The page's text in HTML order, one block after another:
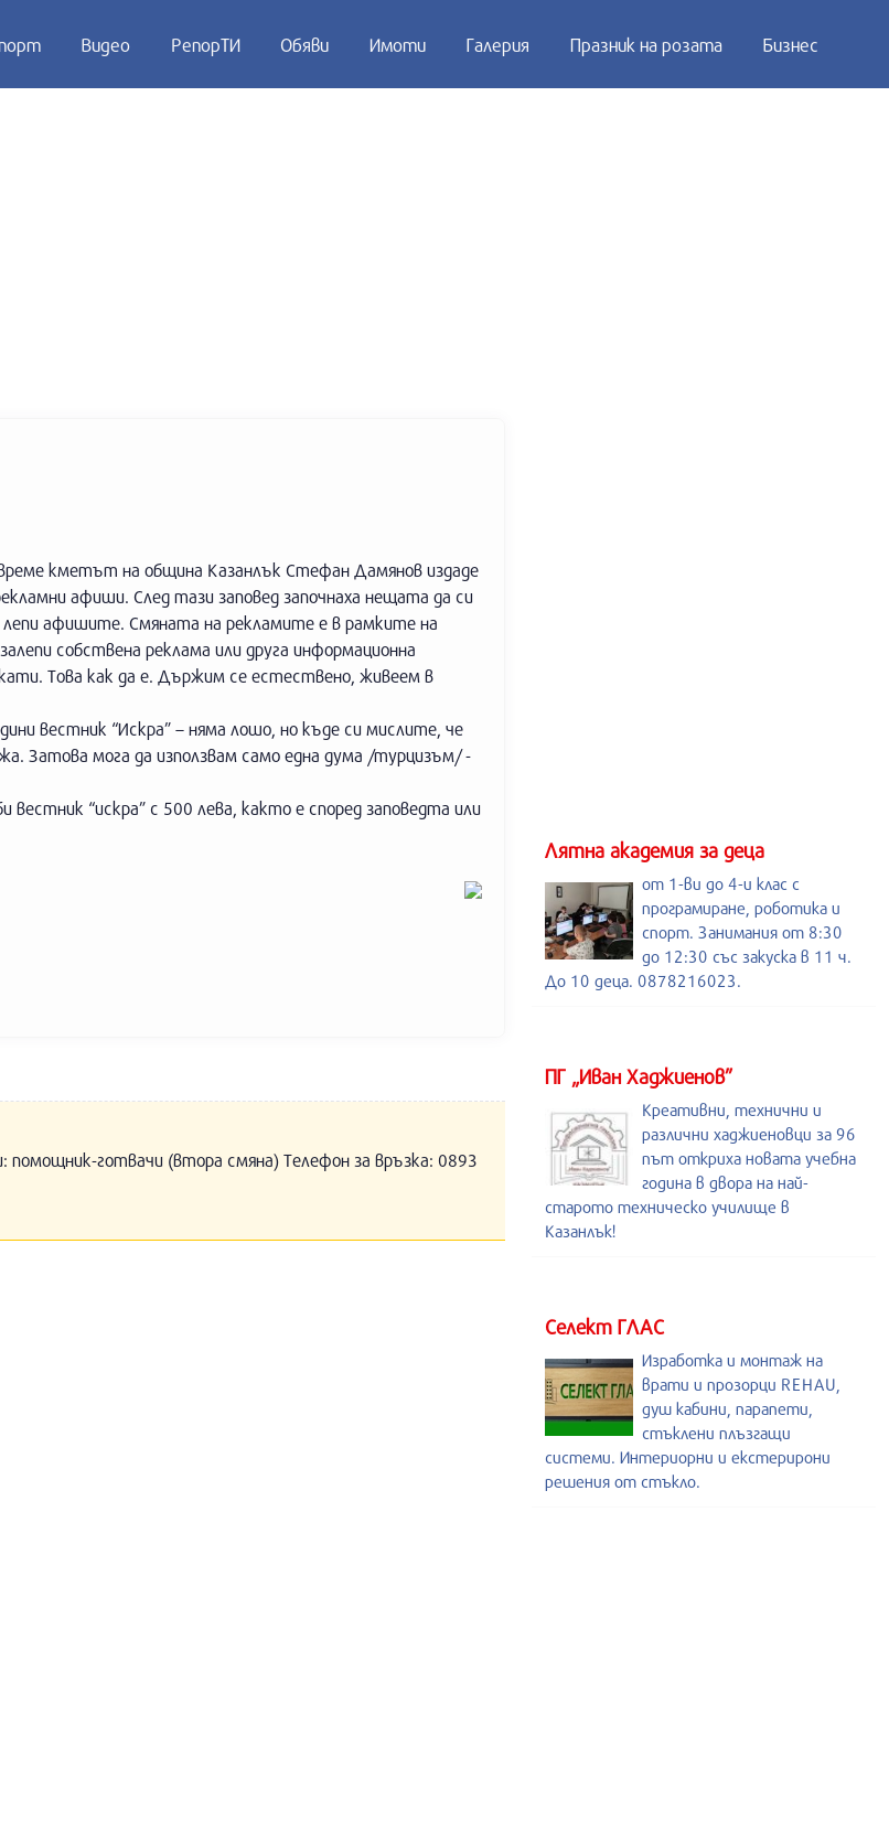
Видео РепорТИ Обяви Имоти Галерия Празник на розата Бизнес
кметът на община Казанлък Стефан Дамянов издаде
афиши. След тази заповед започнаха нещата да си
лепи афишите. Смяната на рекламите е в рамките на
собствена реклама или друга информационна
Това как да е. Държим се естествено, живеем в
вестник “Искра” – няма лошо, но къде си мислите, че
Затова мога да използвам само една дума /турцизъм/ -
“искра” с 500 лева, както е според заповедта или
готвачи (втора смяна) Телефон за връзка: 0893
Лятна академия за деца
от 1-ви до 4-и клас с
програмиране, роботика и
спорт. Занимания от 8:30
до 12:30 със закуска в 11 ч.
До 10 деца. 0878216023.
ПГ „Иван Хаджиенов”
Креативни, технични и
различни хаджиеновци за 96
път откриха новата учебна
година в двора на най-
старото техническо училище в
Казанлък!
Селект ГЛАС
Изработка и монтаж на
врати и прозорци REHAU,
душ кабини, парапети,
стъклени плъзгащи
системи. Интериорни и екстерирони
решения от стъкло.